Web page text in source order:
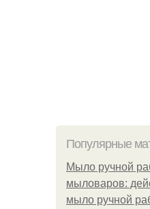
Популярные
Мыло ручной
мыловаров:
мыло ручной